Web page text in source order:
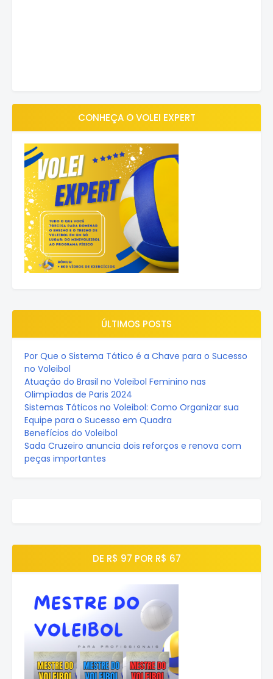
CONHEÇA O VOLEI EXPERT
ÚLTIMOS POSTS
Por Que o Sistema Tático é a Chave para o Sucesso
no Voleibol
Atuação do Brasil no Voleibol Feminino nas
Olimpíadas de Paris 2024
Sistemas Táticos no Voleibol: Como Organizar sua
Equipe para o Sucesso em Quadra
Benefícios do Voleibol
Sada Cruzeiro anuncia dois reforços e renova com
peças importantes
DE R$ 97 POR R$ 67